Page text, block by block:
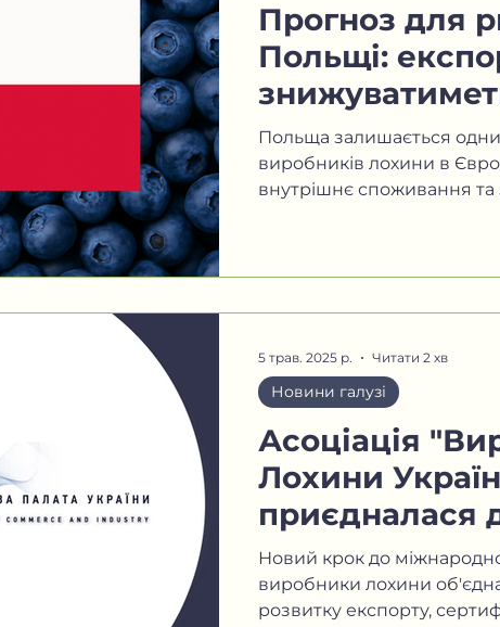
Прогноз для
Польщі:
Польща залишається
виробників лохини в
внутрішнє споживання та
Асоціація
Лохини
приєдналася
промислової
України
Новий крок до
виробники лохини
розвитку експорту,
Новини галузі
5 трав. 2025 р. Читати 2 хв